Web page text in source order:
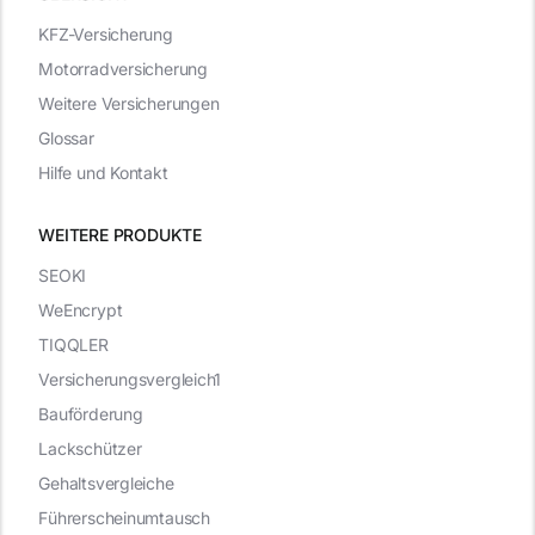
WEITERE PRODUKTE
KFZ-Versicherung
Motorradversicherung
Weitere Versicherungen
Glossar
Hilfe und Kontakt
SEOKI
WeEncrypt
TIQQLER
Versicherungsvergleich1
Bauförderung
Lackschützer
Gehaltsvergleiche
Führerscheinumtausch